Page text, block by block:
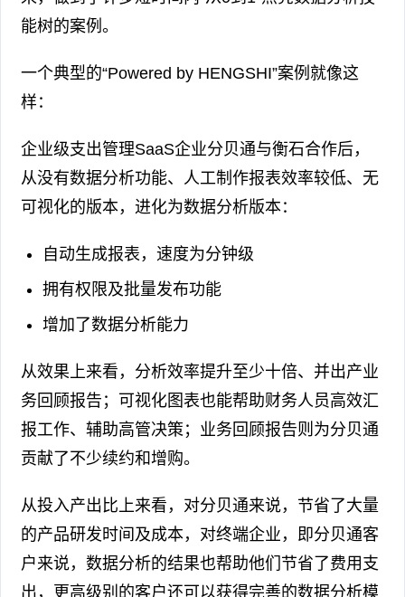
能树的案例。
一个典型的“Powered by HENGSHI”案例就像这
样：
企业级支出管理SaaS企业分贝通与衡石合作后，
从没有数据分析功能、人工制作报表效率较低、无
可视化的版本，进化为数据分析版本：
自动生成报表，速度为分钟级
拥有权限及批量发布功能
增加了数据分析能力
从效果上来看，分析效率提升至少十倍、并出产业
务回顾报告；可视化图表也能帮助财务人员高效汇
报工作、辅助高管决策；业务回顾报告则为分贝通
贡献了不少续约和增购。
从投入产出比上来看，对分贝通来说，节省了大量
的产品研发时间及成本，对终端企业，即分贝通客
户来说，数据分析的结果也帮助他们节省了费用支
出，更高级别的客户还可以获得完善的数据分析模